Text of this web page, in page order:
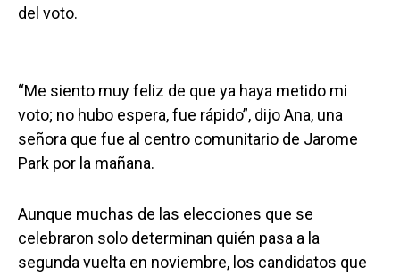
del voto.
“Me siento muy feliz de que ya haya metido mi
voto; no hubo espera, fue rápido”, dijo Ana, una
señora que fue al centro comunitario de Jarome
Park por la mañana.
Aunque muchas de las elecciones que se
celebraron solo determinan quién pasa a la
segunda vuelta en noviembre, los candidatos que